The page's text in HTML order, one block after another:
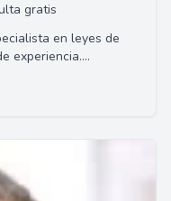
gratis
en leyes de
experiencia.